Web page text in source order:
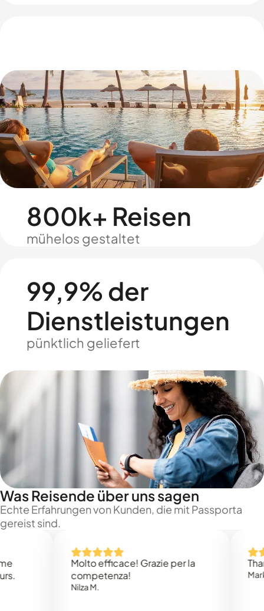
800k+ Reisen
mühelos gestaltet
99,9% der
Dienstleistungen
pünktlich geliefert
Was Reisende über uns sagen
Echte Erfahrungen von Kunden, die mit Passporta
gereist sind.
Molto efficace! Grazie per la
competenza!
Nilza M.
Thank
Mark N.